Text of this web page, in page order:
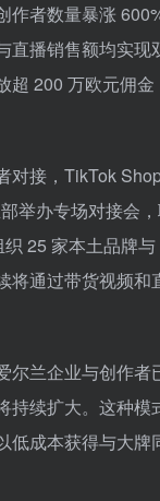
作者数量暴涨
直播销售额均实现
超 200 万欧元佣
对接，TikTok
举办专场对接会
25 家本土品牌
将通过带货视频和
尔兰企业与创作者
持续扩大。这种模
低成本获得与大牌